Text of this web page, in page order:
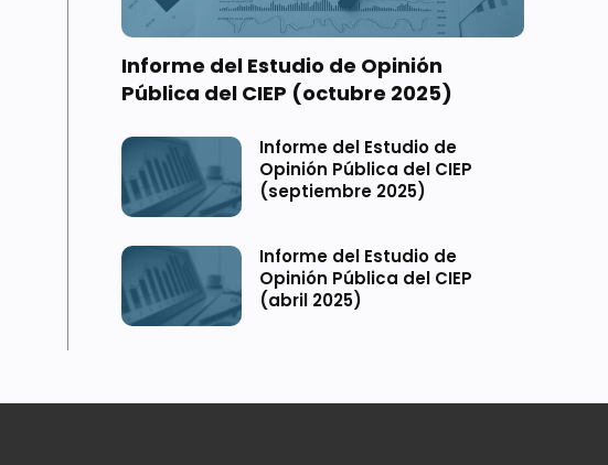
Informe del Estudio de Opinión
Pública del CIEP (octubre 2025)
Informe del Estudio de
Opinión Pública del CIEP
(septiembre 2025)
Informe del Estudio de
Opinión Pública del CIEP
(abril 2025)